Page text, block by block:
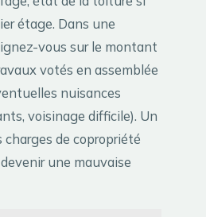
étage. Dans une
vous sur le montant
votés en assemblée
nuisances
voisinage difficile). Un
de copropriété
une mauvaise